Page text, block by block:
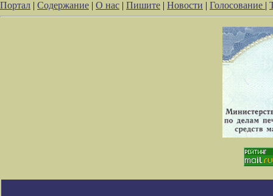
Портал | Содержание | О нас | Пишите | Новости | Голосование |